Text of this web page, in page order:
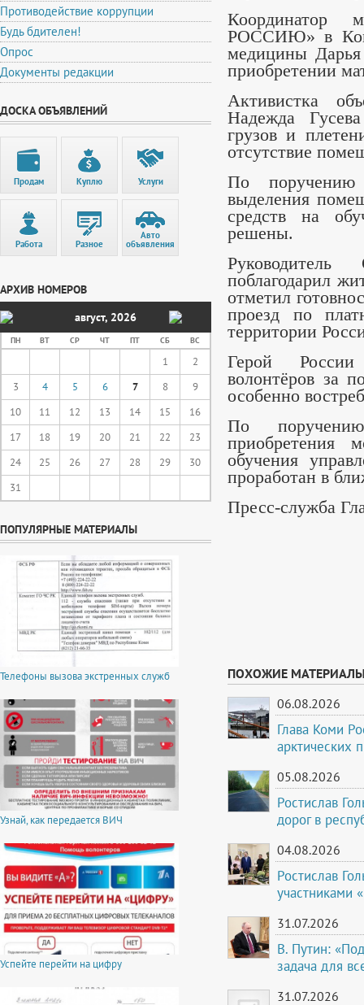
Противодействие коррупции
Будь бдителен!
Опрос
Документы редакции
ДОСКА ОБЪЯВЛЕНИЙ
Продам Куплю Услуги
Работа Разное
Авто
объявления
АРХИВ НОМЕРОВ
август, 2026
ПН ВТ СР ЧТ ПТ СБ ВС
1
2
3
4 5 6 7 8
9
10
11 12 13 14 15
16
17
18 19 20 21 22
23
24
25 26 27 28 29
30
31
ПОПУЛЯРНЫЕ МАТЕРИАЛЫ
Телефоны вызова экстренных служб
Узнай, как передается ВИЧ
Успейте перейти на цифру
РОССИЮ» в
медицины
приобретении
Активистка
Надежда
грузов и
отсутствие
По поручению
выделения
средств на
решены.
поблагодарил
отметил
проезд по
территории
Герой России
волонтёров за
особенно
По
приобретения
обучения
проработан в
Пресс-служба
ПОХОЖИЕ
06.08.2026
Глава Коми
арктических
05.08.2026
Ростислав
дорог в
04.08.2026
Ростислав
участниками
31.07.2026
В. Путин:
задача для
31.07.2026